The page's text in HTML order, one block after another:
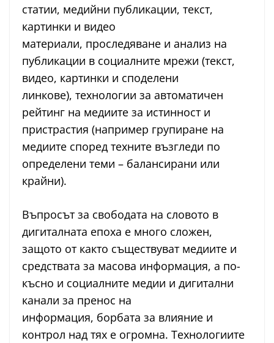
статии, медийни публикации, текст,
картинки и видео
материали, проследяване и анализ на
публикации в социалните мрежи (текст,
видео, картинки и споделени
линкове), технологии за автоматичен
рейтинг на медиите за истинност и
пристрастия (например групиране на
медиите според техните възгледи по
определени теми – балансирани или
крайни).
Въпросът за свободата на словото в
дигиталната епоха е много сложен,
защото от както съществуват медиите и
средствата за масова информация, а по-
късно и социалните медии и дигитални
канали за пренос на
информация, борбата за влияние и
контрол над тях е огромна. Технологиите